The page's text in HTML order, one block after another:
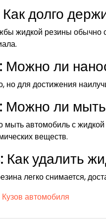
Как долго
жидкой резины обычно
Можно ли
но для достижения
Можно ли
мыть автомобиль с
веществ.
Как удалить
легко снимается,
Кузов автомобиля